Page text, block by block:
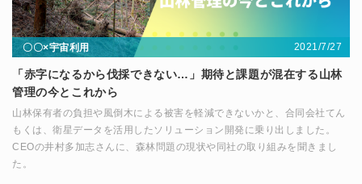
〇〇×宇宙利用 2021/7/27
「赤字になるから伐採できない…」期待と課題が混在する山林
管理の今とこれから
山林保有者の負担や風倒木による被害を軽減できないかと、合同会社てん
もくは、衛星データを活用したソリューション開発に乗り出しました。
CEOの井村多加志さんに、森林問題の現状や同社の取り組みを聞きまし
た。